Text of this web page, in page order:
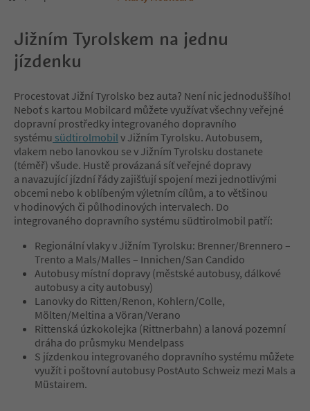
Jižním Tyrolskem na jednu
jízdenku
Procestovat Jižní Tyrolsko bez auta? Není nic jednoduššího!
Neboť s kartou Mobilcard můžete využívat všechny veřejné
dopravní prostředky integrovaného dopravního
systému südtirolmobil v Jižním Tyrolsku. Autobusem,
vlakem nebo lanovkou se v Jižním Tyrolsku dostanete
(téměř) všude. Hustě provázaná síť veřejné dopravy
a navazující jízdní řády zajišťují spojení mezi jednotlivými
obcemi nebo k oblíbeným výletním cílům, a to většinou
v hodinových či půlhodinových intervalech. Do
integrovaného dopravního systému südtirolmobil patří:
Regionální vlaky v Jižním Tyrolsku: Brenner/Brennero –
Trento a Mals/Malles – Innichen/San Candido
Autobusy místní dopravy (městské autobusy, dálkové
autobusy a city autobusy)
Lanovky do Ritten/Renon, Kohlern/Colle,
Mölten/Meltina a Vöran/Verano
Rittenská úzkokolejka (Rittnerbahn) a lanová pozemní
dráha do průsmyku Mendelpass
S jízdenkou integrovaného dopravního systému můžete
využít i poštovní autobusy PostAuto Schweiz mezi Mals a
Müstairem.